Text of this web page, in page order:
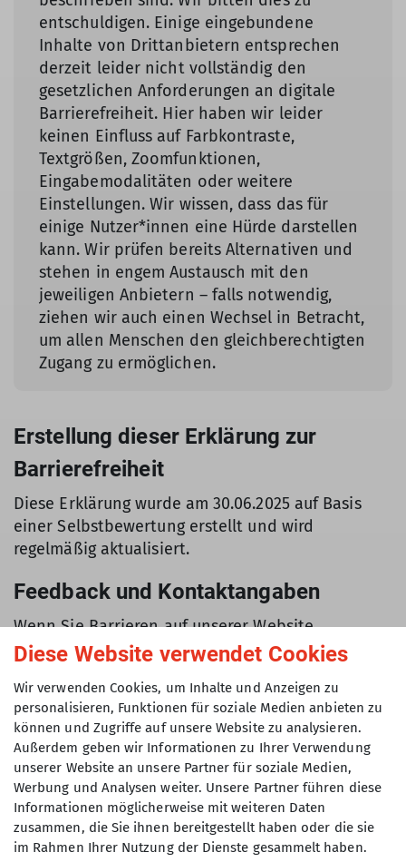
entschuldigen. Einige eingebundene
Inhalte von Drittanbietern entsprechen
derzeit leider nicht vollständig den
gesetzlichen Anforderungen an digitale
Barrierefreiheit. Hier haben wir leider
keinen Einfluss auf Farbkontraste,
Textgrößen, Zoomfunktionen,
Eingabemodalitäten oder weitere
Einstellungen. Wir wissen, dass das für
einige Nutzer*innen eine Hürde darstellen
kann. Wir prüfen bereits Alternativen und
stehen in engem Austausch mit den
jeweiligen Anbietern – falls notwendig,
ziehen wir auch einen Wechsel in Betracht,
um allen Menschen den gleichberechtigten
Zugang zu ermöglichen.
Erstellung dieser Erklärung zur
Barrierefreiheit
Diese Erklärung wurde am 30.06.2025 auf Basis
einer Selbstbewertung erstellt und wird
regelmäßig aktualisiert.
Feedback und Kontaktangaben
Wenn Sie Barrieren auf unserer Website
entdecken oder Anmerkungen zur digitalen
über folgenden Weg:
Sektion Turner-Alpenkränzchen des Deutschen
Alpenvereins e.V.
Kellerstr. 37
81667 München
E-Mail:info@dav-tak.de
Diese Website verwendet Cookies
Wir verwenden Cookies, um Inhalte und Anzeigen zu
personalisieren, Funktionen für soziale Medien anbieten zu
können und Zugriffe auf unsere Website zu analysieren.
Außerdem geben wir Informationen zu Ihrer Verwendung
unserer Website an unsere Partner für soziale Medien,
Werbung und Analysen weiter. Unsere Partner führen diese
Informationen möglicherweise mit weiteren Daten
zusammen, die Sie ihnen bereitgestellt haben oder die sie
im Rahmen Ihrer Nutzung der Dienste gesammelt haben.